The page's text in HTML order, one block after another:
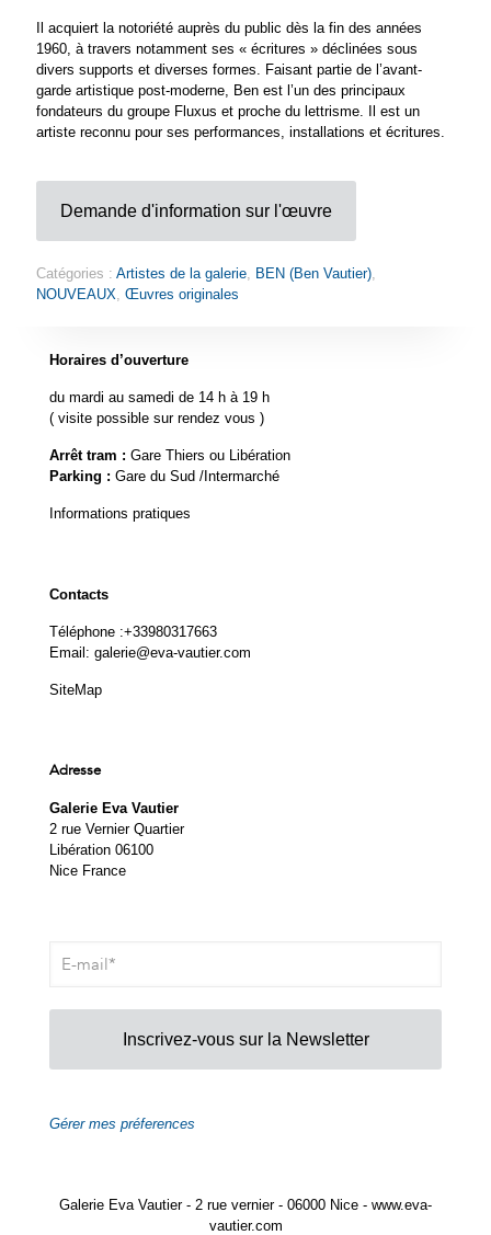
Il acquiert la notoriété auprès du public dès la fin des années
1960, à travers notamment ses « écritures » déclinées sous
divers supports et diverses formes. Faisant partie de l’avant-
garde artistique post-moderne, Ben est l’un des principaux
fondateurs du groupe Fluxus et proche du lettrisme. Il est un
artiste reconnu pour ses performances, installations et écritures.
Demande d'information sur l'œuvre
Catégories : Artistes de la galerie, BEN (Ben Vautier),
NOUVEAUX, Œuvres originales
Horaires d’ouverture
du mardi au samedi de 14 h à 19 h
( visite possible sur rendez vous )
Arrêt tram : Gare Thiers ou Libération
Parking : Gare du Sud /Intermarché
Informations pratiques
Contacts
Téléphone :+33980317663
Email: galerie@eva-vautier.com
SiteMap
Adresse
Galerie Eva Vautier
2 rue Vernier Quartier
Libération 06100
Nice France
Inscrivez-vous sur la Newsletter
Gérer mes préferences
Galerie Eva Vautier - 2 rue vernier - 06000 Nice - www.eva-
vautier.com